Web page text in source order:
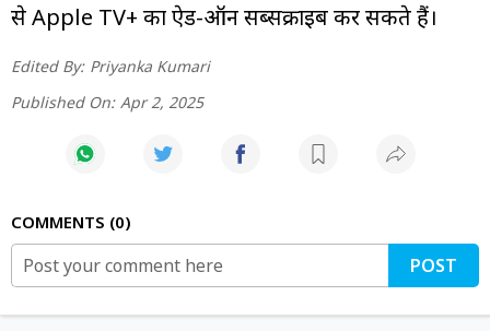
से Apple TV+ का ऐड-ऑन सब्सक्राइब कर सकते हैं।
Edited By: Priyanka Kumari
Published On: Apr 2, 2025
COMMENTS 0
POST